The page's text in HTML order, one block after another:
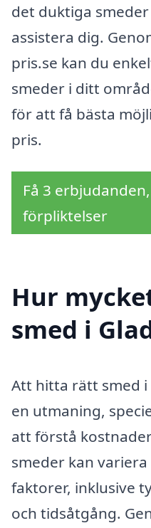
det duktiga
assistera dig.
pris.se kan du
smeder i ditt
för att få bästa
pris.
Få 3
förpliktelser
Hur
smed i
Att hitta rätt smed i
en utmaning,
att förstå
smeder kan
faktorer, inklusive
och tidsåtgång.